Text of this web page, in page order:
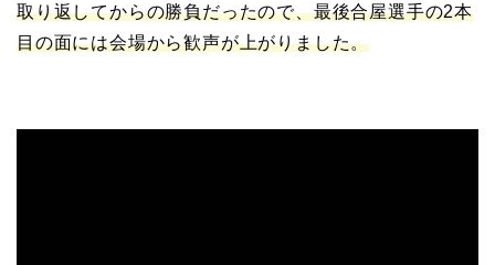
取り返してからの勝負だったので、最後合屋選手の2本
目の面には会場から歓声が上がりました。